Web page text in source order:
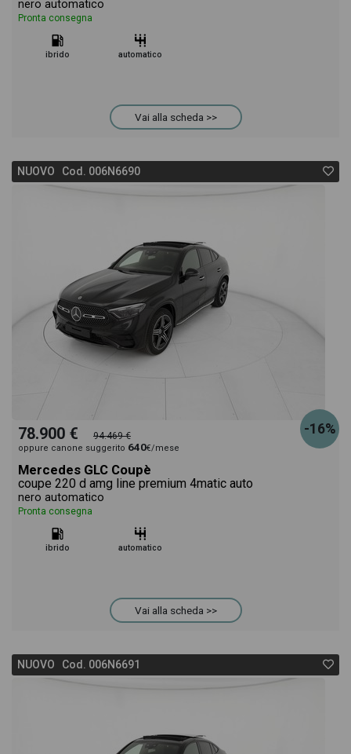
nero automatico
Pronta consegna
ibrido automatico
Vai alla scheda >>
NUOVO Cod. 006N6690
-16%
78.900 € 94.469 €
oppure canone suggerito 640€/mese
Mercedes GLC Coupè
coupe 220 d amg line premium 4matic auto
nero automatico
Pronta consegna
ibrido automatico
Vai alla scheda >>
NUOVO Cod. 006N6691